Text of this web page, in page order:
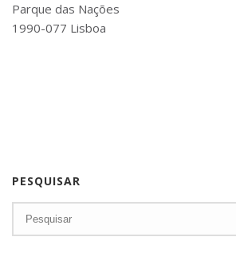
Parque das Nações
1990-077 Lisboa
PESQUISAR